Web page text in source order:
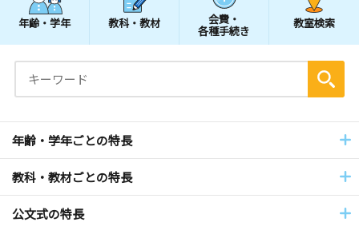
年齢・学年 教科・教材 会費・
各種手続き
教室検索
年齢・学年ごとの特長
教科・教材ごとの特長
公文式の特長